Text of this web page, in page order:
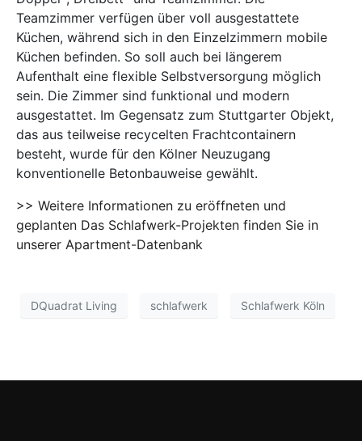
Teamzimmer verfügen über voll ausgestattete
Küchen, während sich in den Einzelzimmern mobile
Küchen befinden. So soll auch bei längerem
Aufenthalt eine flexible Selbstversorgung möglich
sein. Die Zimmer sind funktional und modern
ausgestattet. Im Gegensatz zum Stuttgarter Objekt,
das aus teilweise recycelten Frachtcontainern
besteht, wurde für den Kölner Neuzugang
konventionelle Betonbauweise gewählt.
>> Weitere Informationen zu eröffneten und
geplanten Das Schlafwerk-Projekten finden Sie in
unserer Apartment-Datenbank
DQuadrat Living schlafwerk Schlafwerk Köln